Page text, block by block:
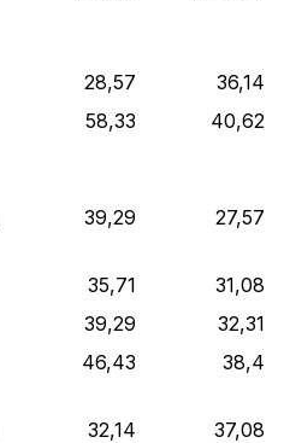
28,57
36,14
58,33 40,62
39,29 27,57
35,71
31,08
39,29
32,31
46,43 38,4
32,14 37,08